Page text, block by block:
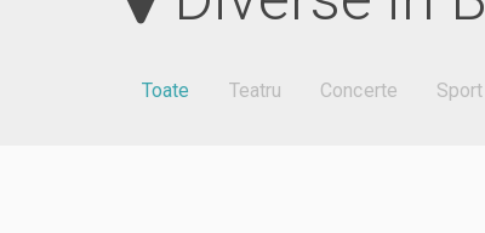
Toate Teatru Concerte Sport